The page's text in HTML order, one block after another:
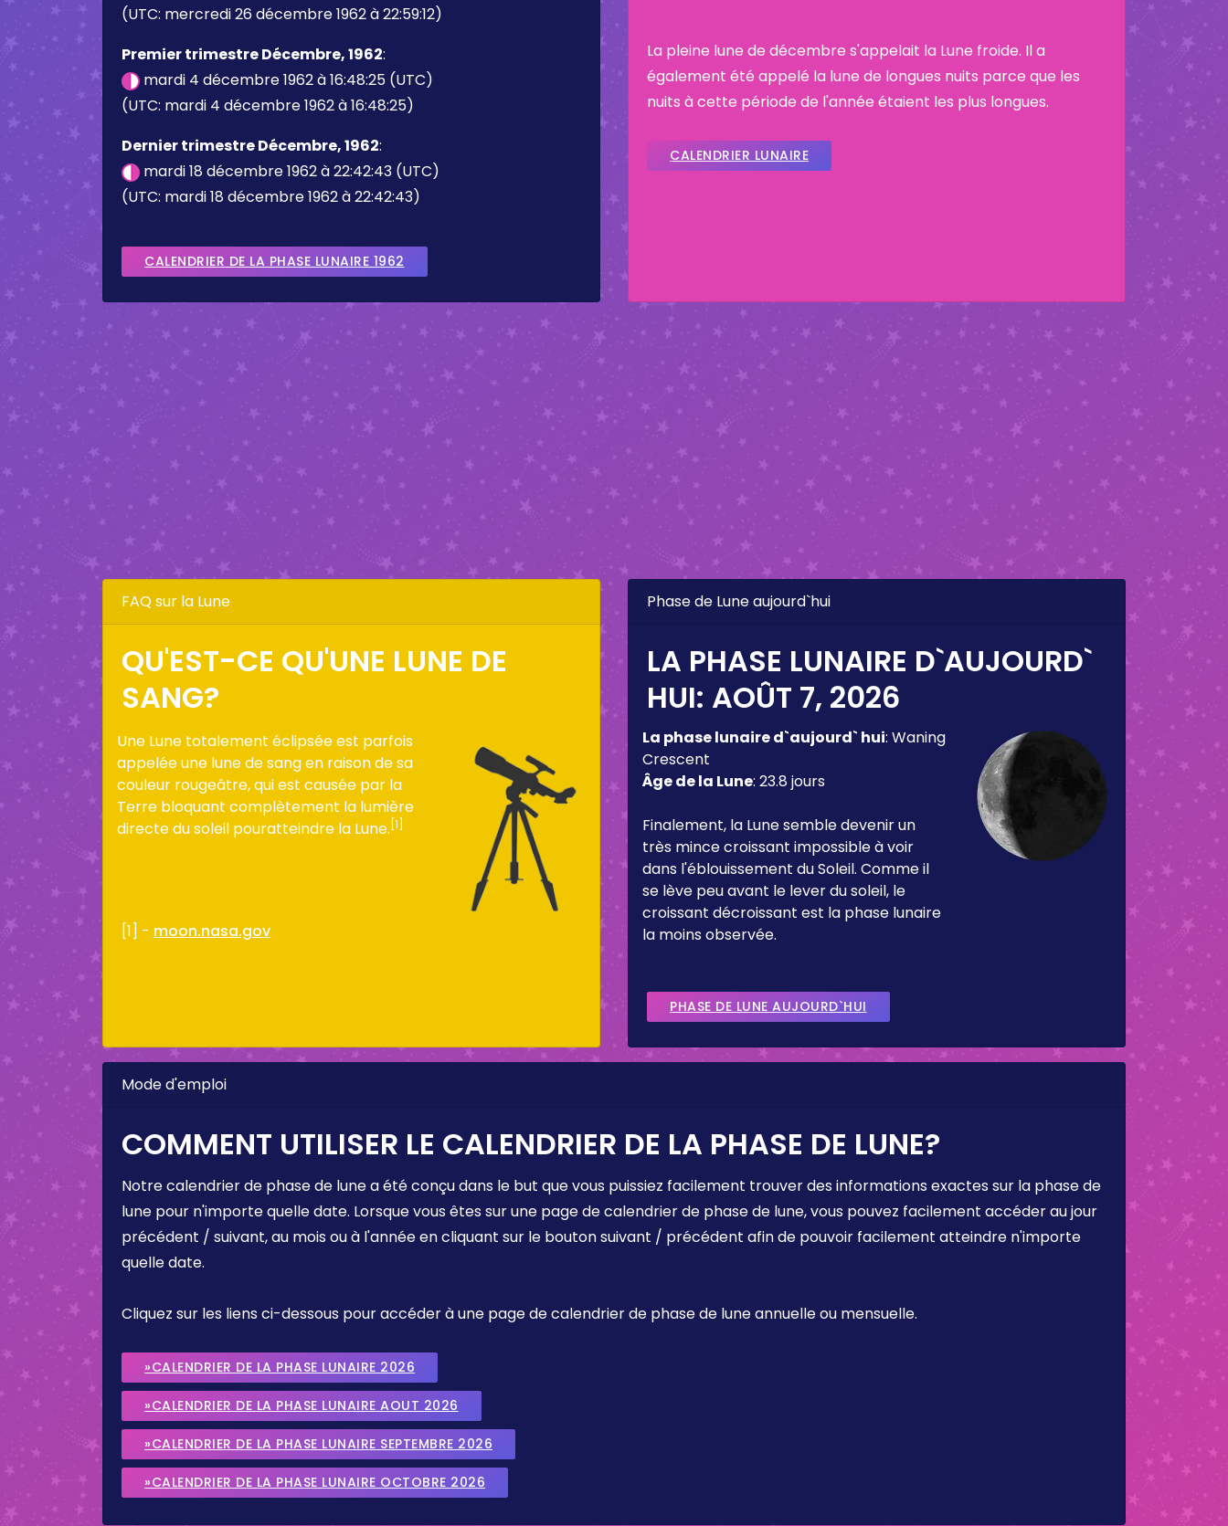
(UTC: mercredi 26 décembre 1962 à 22:59:12)
Premier trimestre Décembre, 1962:
mardi 4 décembre 1962 à 16:48:25 (UTC)
(UTC: mardi 4 décembre 1962 à 16:48:25)
Dernier trimestre Décembre, 1962:
mardi 18 décembre 1962 à 22:42:43 (UTC)
(UTC: mardi 18 décembre 1962 à 22:42:43)
CALENDRIER DE LA PHASE LUNAIRE 1962
La pleine lune de décembre s'appelait la Lune froide. Il a
également été appelé la lune de longues nuits parce que les
nuits à cette période de l'année étaient les plus longues.
CALENDRIER LUNAIRE
FAQ sur la Lune
QU'EST-CE QU'UNE LUNE DE
SANG?
Une Lune totalement éclipsée est parfois
appelée une lune de sang en raison de sa
couleur rougeâtre, qui est causée par la
Terre bloquant complètement la lumière
directe du soleil pouratteindre la Lune. [1]
[1] - moon.nasa.gov
Phase de Lune aujourd`hui
LA PHASE LUNAIRE D`AUJOURD`
HUI: AOÛT 7, 2026
La phase lunaire d`aujourd` hui: Waning
Crescent
Âge de la Lune: 23.8 jours
Finalement, la Lune semble devenir un
très mince croissant impossible à voir
dans l'éblouissement du Soleil. Comme il
se lève peu avant le lever du soleil, le
croissant décroissant est la phase lunaire
la moins observée.
PHASE DE LUNE AUJOURD`HUI
Mode d'emploi
COMMENT UTILISER LE CALENDRIER DE LA PHASE DE LUNE?
Notre calendrier de phase de lune a été conçu dans le but que vous puissiez facilement trouver des informations exactes sur la phase de
lune pour n'importe quelle date. Lorsque vous êtes sur une page de calendrier de phase de lune, vous pouvez facilement accéder au jour
précédent / suivant, au mois ou à l'année en cliquant sur le bouton suivant / précédent afin de pouvoir facilement atteindre n'importe
quelle date.
Cliquez sur les liens ci-dessous pour accéder à une page de calendrier de phase de lune annuelle ou mensuelle.
»CALENDRIER DE LA PHASE LUNAIRE 2026
»CALENDRIER DE LA PHASE LUNAIRE AOUT 2026
»CALENDRIER DE LA PHASE LUNAIRE SEPTEMBRE 2026
»CALENDRIER DE LA PHASE LUNAIRE OCTOBRE 2026